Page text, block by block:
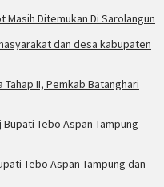
Masih Ditemukan Di Sarolangun
Tahap II, Pemkab Batanghari
Tebo Aspan Tampung dan